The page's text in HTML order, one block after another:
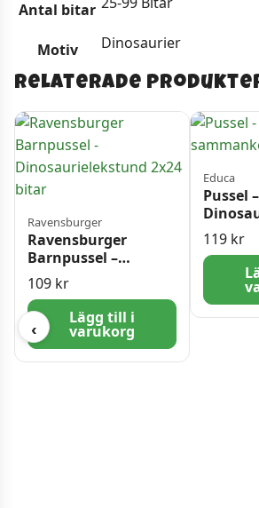
Antal bitar
Motiv Dinosaurier
Relaterade
‹
Ravensburger
Ravensburger
Barnpussel –
Dinosaurielekstund
2×24 bitar
109 kr
Lägg till i
varukorg
Educa
Pussel –
Bitar
119 kr